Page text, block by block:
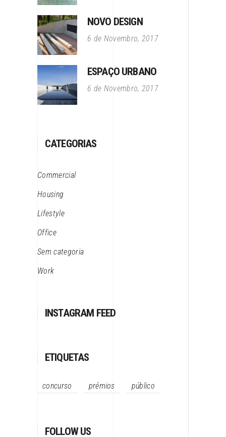
NOVO DESIGN
6 de Novembro, 2017
ESPAÇO URBANO
6 de Novembro, 2017
CATEGORIAS
Commercial
Housing
Lifestyle
Office
Sem categoria
Work
INSTAGRAM FEED
ETIQUETAS
concurso prémios público
FOLLOW US